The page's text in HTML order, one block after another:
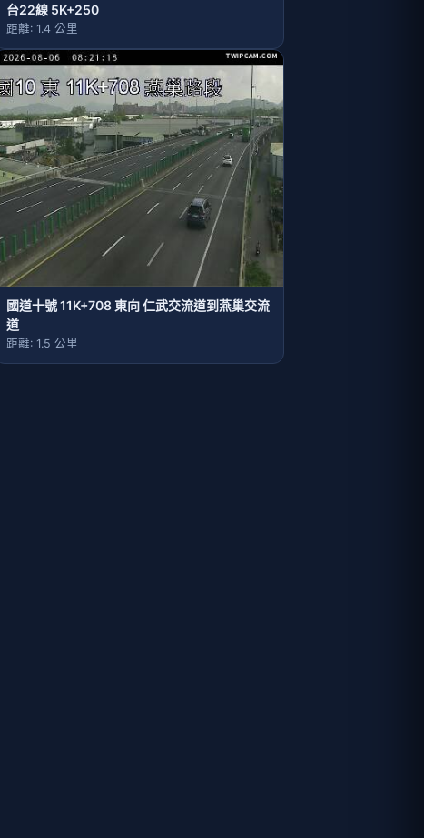
台22線 5K+250
距離: 1.4 公里
國道十號 11K+708 東向 仁武交流道到燕巢交流
道
距離: 1.5 公里